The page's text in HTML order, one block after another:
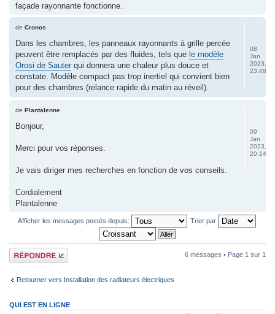
façade rayonnante fonctionne.
de Cronos
Dans les chambres, les panneaux rayonnants à grille percée
peuvent être remplacés par des fluides, tels que le modèle
Orosi de Sauter qui donnera une chaleur plus douce et
constate. Modèle compact pas trop inertiel qui convient bien
pour des chambres (relance rapide du matin au réveil).
08
Jan
2023,
23:48
de Plantalenne
Bonjour,
Merci pour vos réponses.
Je vais diriger mes recherches en fonction de vos conseils.
Cordialement
Plantalenne
09
Jan
2023,
20:14
Afficher les messages postés depuis: Trier par
Répondre 6 messages • Page 1 sur 1
Retourner vers Installation des radiateurs électriques
QUI EST EN LIGNE